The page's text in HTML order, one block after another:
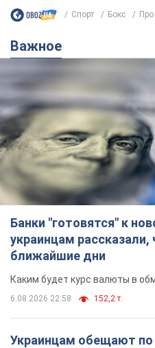
Банки "готовятся" к
украинцам
ближайшие дни
Каким будет курс валюты в
6.08.2026 22:58 152,2 т.
Украинцам обещают по
мобильных
этими сообщениями
Как не попасть в ловушку
6.08.2026 21:02 16,8 т.
Самый дорогой
"Динамо" забил